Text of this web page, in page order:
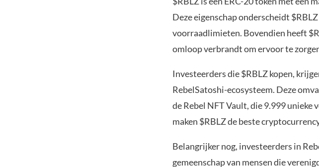
Deze eigenschap onderscheidt
voorraadlimieten. Bovendien heeft
omloop verbrandt om ervoor te
Investeerders die $RBLZ kopen,
RebelSatoshi-ecosysteem. Deze
de Rebel NFT Vault, die 9.999
maken $RBLZ de beste
Belangrijker nog, investeerders in
gemeenschap van mensen die